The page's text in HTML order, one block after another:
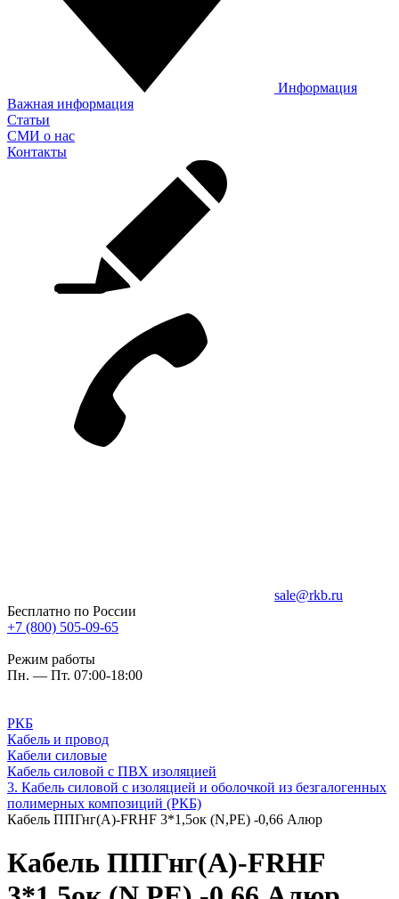
Информация
Важная информация
Статьи
СМИ о нас
Контакты
sale@rkb.ru
Бесплатно по России
+7 (800) 505-09-65
Режим работы
Пн. — Пт. 07:00-18:00
РКБ
Кабель и провод
Кабели силовые
Кабель силовой с ПВХ изоляцией
3. Кабель силовой с изоляцией и оболочкой из безгалогенных
полимерных композиций (РКБ)
Кабель ППГнг(А)-FRHF 3*1,5ок (N,PE) -0,66 Алюр
Кабель ППГнг(А)-FRHF